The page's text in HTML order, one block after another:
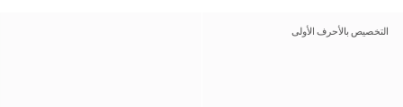
التخصيص بالأحرف الأولى